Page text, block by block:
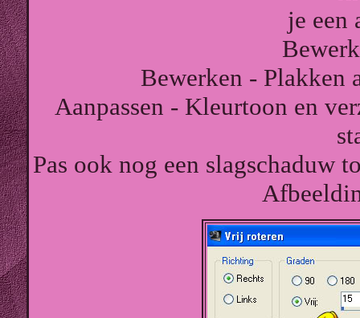
je een
Bewerken - Plakken
Aanpassen - Kleurtoon en
Pas ook nog een slagschaduw